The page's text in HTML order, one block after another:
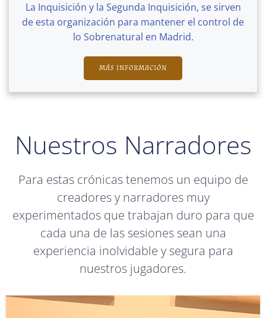
La Inquisición y la Segunda Inquisición, se sirven
de esta organización para mantener el control de
lo Sobrenatural en Madrid.
MÁS INFORMACIÓN
Nuestros Narradores
Para estas crónicas tenemos un equipo de
creadores y narradores muy
experimentados que trabajan duro para que
cada una de las sesiones sean una
experiencia inolvidable y segura para
nuestros jugadores.